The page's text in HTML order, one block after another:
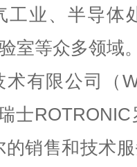
工业、半导体
室等众多领域
有限公司（
士
的销售和技术